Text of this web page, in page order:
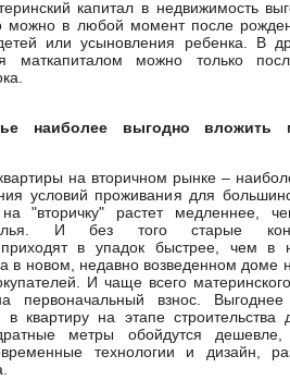
капитал в недвижимость
можно в любой момент после
или усыновления ребенка. В
маткапиталом можно только
наиболее выгодно вложить
на вторичном рынке –
условий проживания для
"вторичку" растет медленнее,
И без того старые
в упадок быстрее, чем в
в новом, недавно возведенном доме
И чаще всего
первоначальный взнос. Выгоднее
в квартиру на этапе
метры обойдутся дешевле,
технологии и дизайн,